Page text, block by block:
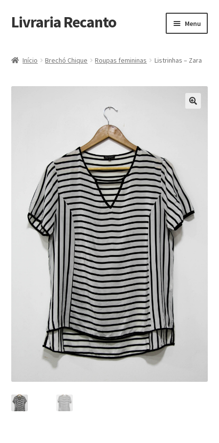
Pular
para
Pular
para
conteúdo
Livraria Recanto Menu
Minha Conta
Pagamento
Peças em promoção
Peças novas
Política de privacidade
Início Brechó Chique Roupas femininas Listrinhas – Zara